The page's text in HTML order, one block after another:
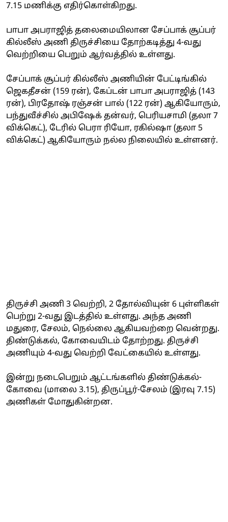
7.15 மணிக்கு எதிர்கொள்கிறது.
பாபா அபராஜித் தலைமையிலான சேப்பாக் சூப்பர்
கில்லீஸ் அணி திருச்சியை தோற்கடித்து 4-வது
வெற்றியை பெறும் ஆர்வத்தில் உள்ளது.
சேப்பாக் சூப்பர் கில்லீஸ் அணியின் பேட்டிங்கில்
ஜெகதீசன் (159 ரன்), கேப்டன் பாபா அபராஜித் (143
ரன்), பிரதோஷ் ரஞ்சன் பால் (122 ரன்) ஆகியோரும்,
பந்துவீச்சில் அபிஷேக் தன்வர், பெரியசாமி (தலா 7
விக்கெட்), டேரில் பெரா ரியோ, ரகில்ஷா (தலா 5
விக்கெட்) ஆகியோரும் நல்ல நிலையில் உள்ளனர்.
திருச்சி அணி 3 வெற்றி, 2 தோல்வியுன் 6 புள்ளிகள்
பெற்று 2-வது இடத்தில் உள்ளது. அந்த அணி
மதுரை, சேலம், நெல்லை ஆகியவற்றை வென்றது.
திண்டுக்கல், கோவையிடம் தோற்றது. திருச்சி
அணியும் 4-வது வெற்றி வேட்கையில் உள்ளது.
இன்று நடைபெறும் ஆட்டங்களில் திண்டுக்கல்-
கோவை (மாலை 3.15), திருப்பூர்-சேலம் (இரவு 7.15)
அணிகள் மோதுகின்றன.